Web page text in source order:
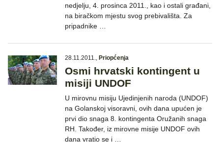
nedjelju, 4. prosinca 2011., kao i ostali građani,
na biračkom mjestu svog prebivališta. Za
pripadnike …
28.11.2011., Priopćenja
Osmi hrvatski kontingent u
misiji UNDOF
U mirovnu misiju Ujedinjenih naroda (UNDOF)
na Golanskoj visoravni, ovih dana upućen je
prvi dio snaga 8. kontingenta Oružanih snaga
RH. Također, iz mirovne misije UNDOF ovih
dana vratio se i …